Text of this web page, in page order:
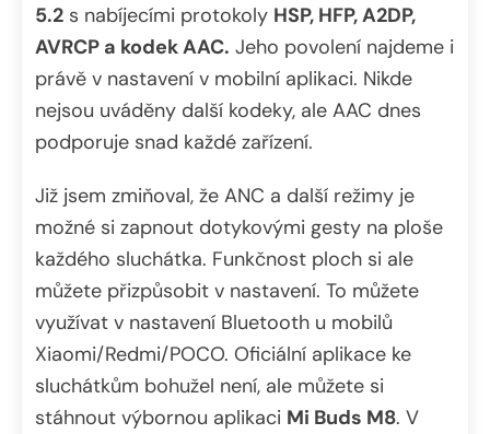
5.2 s nabíjecími protokoly HSP, HFP, A2DP,
AVRCP a kodek AAC. Jeho povolení najdeme i
právě v nastavení v mobilní aplikaci. Nikde
nejsou uváděny další kodeky, ale AAC dnes
podporuje snad každé zařízení.
Již jsem zmiňoval, že ANC a další režimy je
možné si zapnout dotykovými gesty na ploše
každého sluchátka. Funkčnost ploch si ale
můžete přizpůsobit v nastavení. To můžete
využívat v nastavení Bluetooth u mobilů
Xiaomi/Redmi/POCO. Oficiální aplikace ke
sluchátkům bohužel není, ale můžete si
stáhnout výbornou aplikaci Mi Buds M8. V